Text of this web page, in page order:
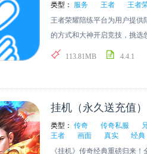
类型： 服务 王者 王者
王者荣耀陪练平台为用户提
的方式和大神开启竞技，挑选
处，有众多大神玩家在这里玩
113.81MB 4.4.1
挂机（永久送充值）
类型： 传奇 传奇私服
王者
画面 真实 经典
《挂机》传奇经典重磅归来